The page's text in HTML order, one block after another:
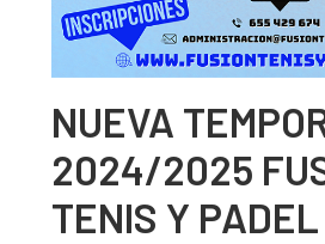
NUEVA
2024/2025
TENIS Y PADEL